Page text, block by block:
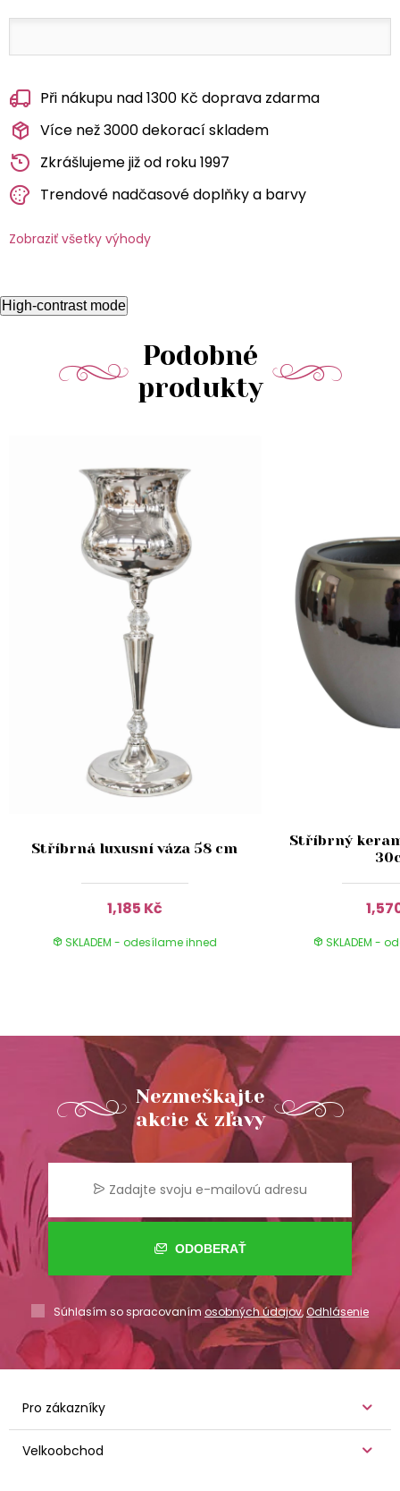
Při nákupu nad 1300 Kč doprava zdarma
Více než 3000 dekorací skladem
Zkrášlujeme již od roku 1997
Trendové nadčasové doplňky a barvy
Zobraziť všetky výhody
High-contrast mode
Podobné
produkty
Stříbrná luxusní váza 58 cm
1,185 Kč
SKLADEM - odesílame ihned
Stříbrný
SKLADEM -
Nezmeškajte
akcie & zľavy
ODOBERAŤ
Súhlasím so spracovaním osobných údajov,Odhlásenie
Pro zákazníky
Velkoobchod